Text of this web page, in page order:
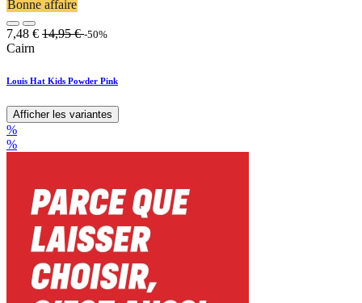
Bonne affaire
7,48 € 14,95€ -50%
Cairn
Louis Hat Kids Powder Pink
Afficher les variantes
%
%